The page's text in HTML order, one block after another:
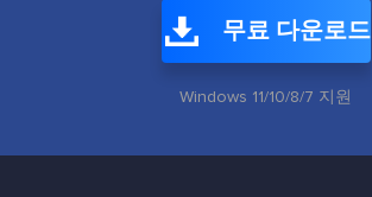
무료 다운로드
Windows 11/10/8/7 지원